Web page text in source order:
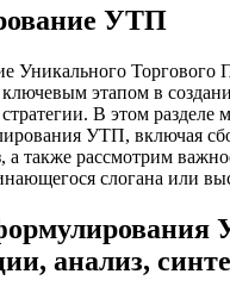
УТП
Уникального Торгового
этапом в
В этом разделе
УТП, включая
а также рассмотрим
слогана или
анализ,